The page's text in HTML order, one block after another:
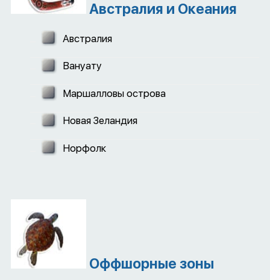
Австралия и Океания
Австралия
Вануату
Маршалловы острова
Новая Зеландия
Норфолк
Оффшорные зоны